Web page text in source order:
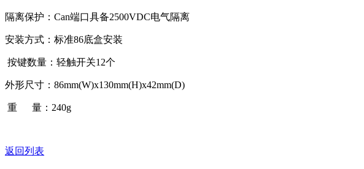
隔离保护：Can端口具备2500VDC电气隔离
安装方式：标准86底盒安装
按键数量：轻触开关12个
外形尺寸：86mm(W)x130mm(H)x42mm(D)
重 量：240g
返回列表